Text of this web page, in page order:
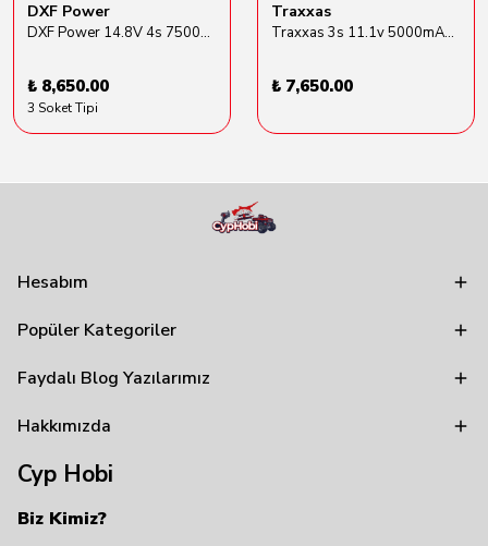
DXF Power
DXF Power 14.8V 4s 7500mAh 80C Hardcase Lipo Batarya
₺ 8,650.00
3 Soket Tipi
Traxxas
Traxxas 3s 11.1v 5000mAh Lipo Batarya (TRX 2872X)
₺ 7,650.00
Hesabım
Popüler Kategoriler
Faydalı Blog Yazılarımız
Hakkımızda
Cyp Hobi
Biz Kimiz?